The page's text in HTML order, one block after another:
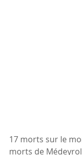
17 morts sur le
morts de